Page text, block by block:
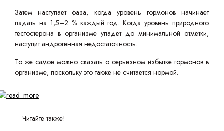
Затем наступает фаза, когда уровень гормонов начинает
падать на 1,5–2 % каждый год. Когда уровень природного
тестостерона в организме упадет до минимальной отметки,
наступит андрогенная недостаточность.
То же самое можно сказать о серьезном избытке гормонов в
организме, поскольку это также не считается нормой.
Читайте также!